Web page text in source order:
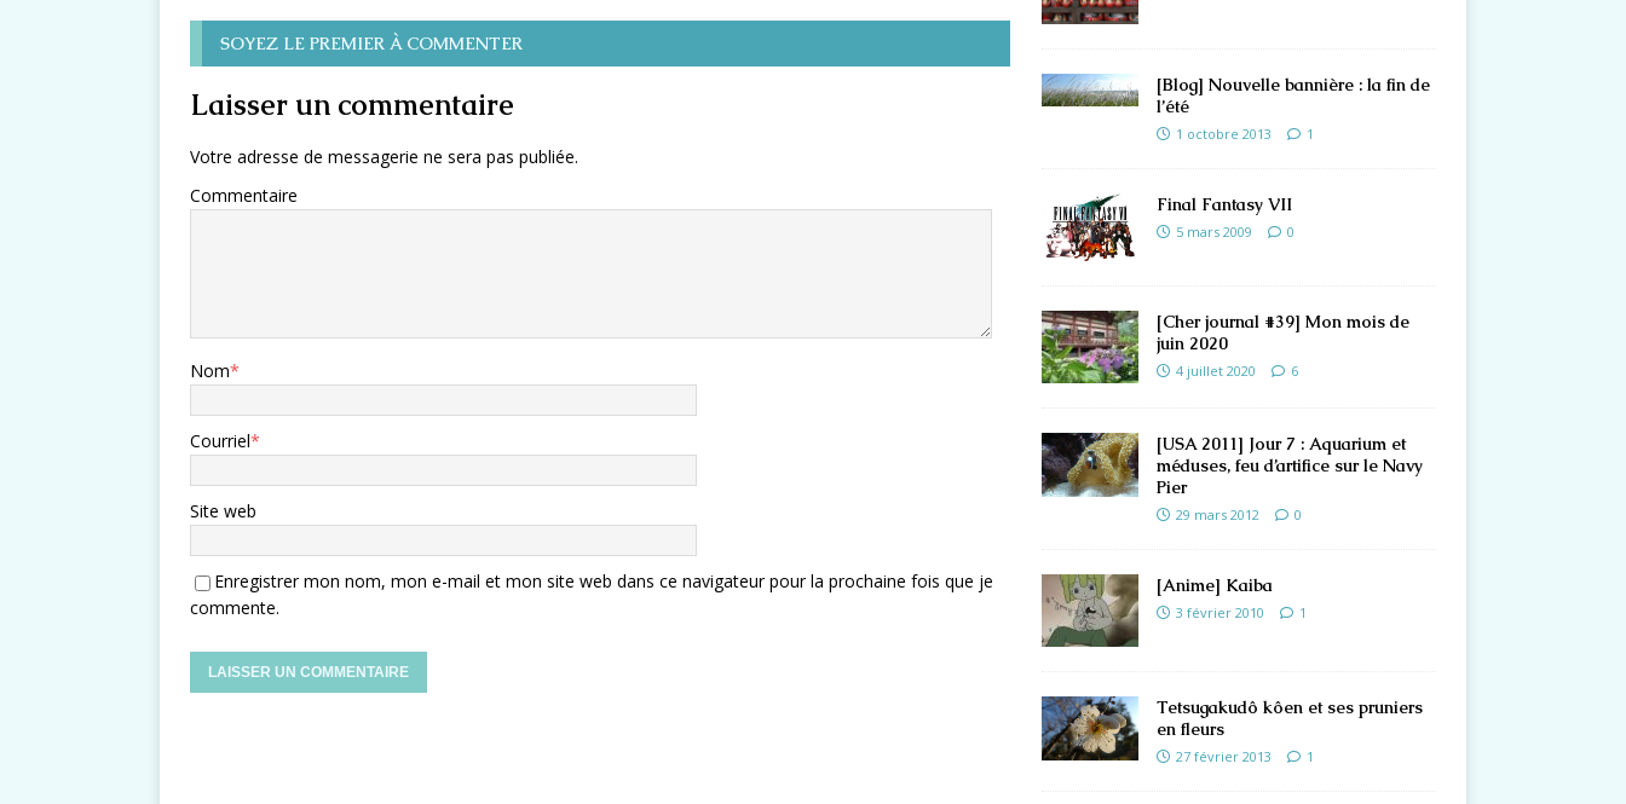
SOYEZ LE PREMIER À COMMENTER
Laisser un commentaire
Votre adresse de messagerie ne sera pas publiée.
Commentaire
Nom*
Courriel*
Site web
Enregistrer mon nom, mon e-mail et mon site web dans ce navigateur pour la prochaine fois que je
commente.
[Blog] Nouvelle bannière : la fin de
l’été
1 octobre 2013 1
Final Fantasy VII
5 mars 2009 0
[Cher journal #39] Mon mois de
juin 2020
4 juillet 2020 6
[USA 2011] Jour 7 : Aquarium et
méduses, feu d’artifice sur le Navy
Pier
29 mars 2012 0
[Anime] Kaiba
3 février 2010 1
Tetsugakudô kôen et ses pruniers
en fleurs
27 février 2013 1